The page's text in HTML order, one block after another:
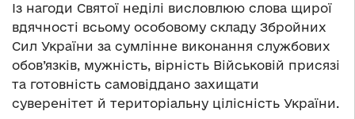
Із нагоди Святої неділі висловлюю слова щирої
вдячності всьому особовому складу Збройних
Сил України за сумлінне виконання службових
обов’язків, мужність, вірність Військовій присязі
та готовність самовіддано захищати
суверенітет й територіальну цілісність України.